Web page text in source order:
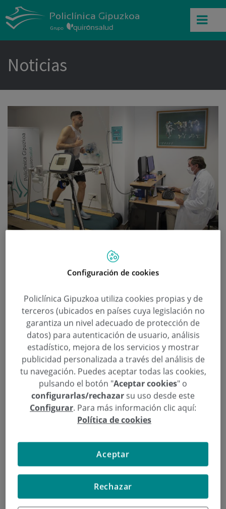
Noticias
Diego Rico, último fichaje de la
Real Sociedad realiza el
reconocimiento médico
Categoría:Medicina Deportiva
27 de Julio de 2021
Eduardo Alegría Ezquerra,Real Sociedad,reconocimiento médico
Ayer a la mañana, Diego Rico, el último fichaje de la
Real Sociedad realizó el reconocimiento médico
con prueba de esfuerzo supervisado por el Dr.
Eduardo Alegría, cardiólogo y responsable del
Servicio de Rehabilitación Cardíaca de Policlínica
Configuración de cookies
Policlínica Gipuzkoa utiliza cookies propias y de
terceros (ubicados en países cuya legislación no
garantiza un nivel adecuado de protección de
datos) para autenticación de usuario, análisis
estadístico, mejora de los servicios y mostrar
publicidad personalizada a través del análisis de
tu navegación. Puedes aceptar todas las cookies,
pulsando el botón "Aceptar cookies" o
configurarlas/rechazar su uso desde este
Configurar. Para más información clic aquí:
Política de cookies
Rechazar
Aceptar